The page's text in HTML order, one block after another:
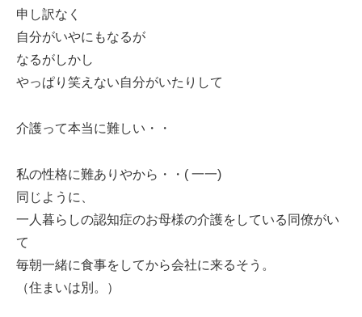
申し訳なく
自分がいやにもなるが
なるがしかし
やっぱり笑えない自分がいたりして
介護って本当に難しい・・
私の性格に難ありやから・・( 一一)
同じように、
一人暮らしの認知症のお母様の介護をしている同僚がい
て
毎朝一緒に食事をしてから会社に来るそう。
（住まいは別。）